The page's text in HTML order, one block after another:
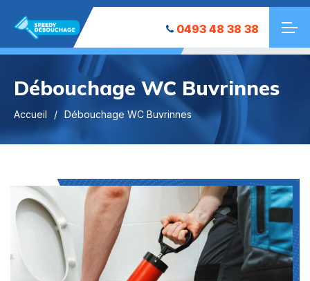
0493 48 38 38
Débouchage WC Buvrinnes
Accueil Débouchage WC Buvrinnes